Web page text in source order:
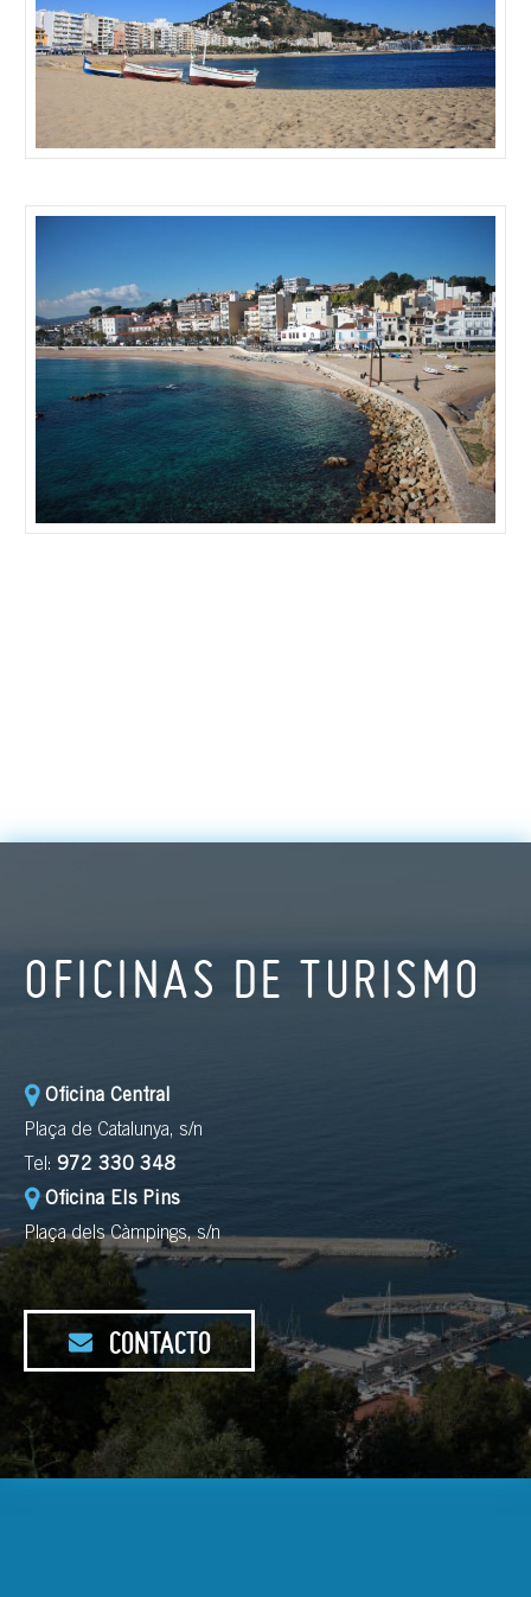
OFICINAS DE TURISMO
Oficina Central
Plaça de Catalunya, s/n
Tel: 972 330 348
Oficina Els Pins
Plaça dels Càmpings, s/n
CONTACTO